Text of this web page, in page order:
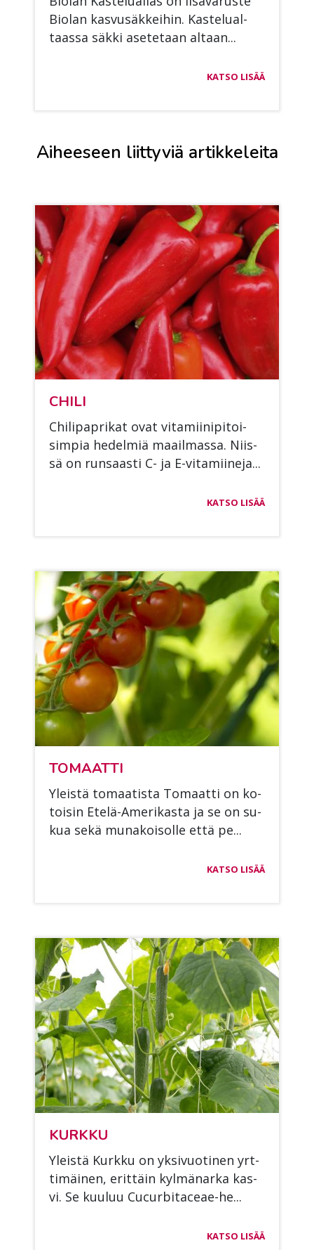
Bio­lan kas­vusäk­kei­hin. Kas­te­lual­
taas­sa säk­ki ase­te­taan al­taan...
KATSO LISÄÄ
Aiheeseen liittyviä artikkeleita
CHI­LI
Chi­li­papri­kat ovat vi­ta­mii­ni­pi­toi­
sim­pia he­del­miä maa­il­mas­sa. Niis­
sä on run­saas­ti C- ja E-vi­ta­mii­ne­ja...
KATSO LISÄÄ
TO­MAAT­TI
Yleis­tä to­maa­tis­ta To­maat­ti on ko­
toi­sin Ete­lä-Ame­ri­kas­ta ja se on su­
kua sekä mu­na­koi­sol­le että pe...
KATSO LISÄÄ
KURK­KU
Yleis­tä Kurk­ku on yk­si­vuo­ti­nen yrt­
ti­mäi­nen, erit­täin kyl­mä­nar­ka kas­
vi. Se kuu­luu Cucur­bi­taceae-he...
KATSO LISÄÄ